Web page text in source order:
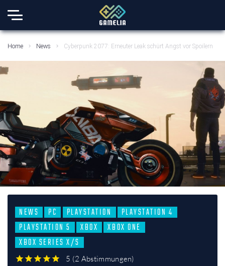
Home News Cyberpunk 2077: Erneuter Leak schürt Angst vor Spoilern
NEWS PC PLAYSTATION
PLAYSTATION 4
PLAYSTATION 5
XBOX
XBOX ONE
XBOX SERIES X/S
5 (2 Abstimmungen)